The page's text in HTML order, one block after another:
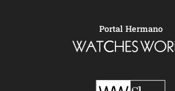
Portal Hermano